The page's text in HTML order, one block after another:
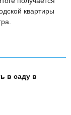
квартиры
в саду в